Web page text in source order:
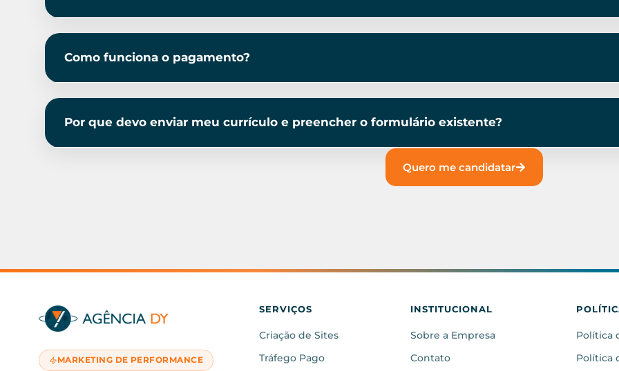
Como funciona o pagamento?
Por que devo enviar meu currículo e preencher o formulário existente?
Quero me candidatar
MARKETING DE PERFORMANCE
SERVIÇOS
Criação de Sites
Tráfego Pago
INSTITUCIONAL
Sobre a Empresa
Contato
Política
Política